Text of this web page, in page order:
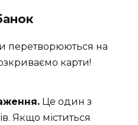
перетворюються на
карти!
Це один з
Якщо міститься